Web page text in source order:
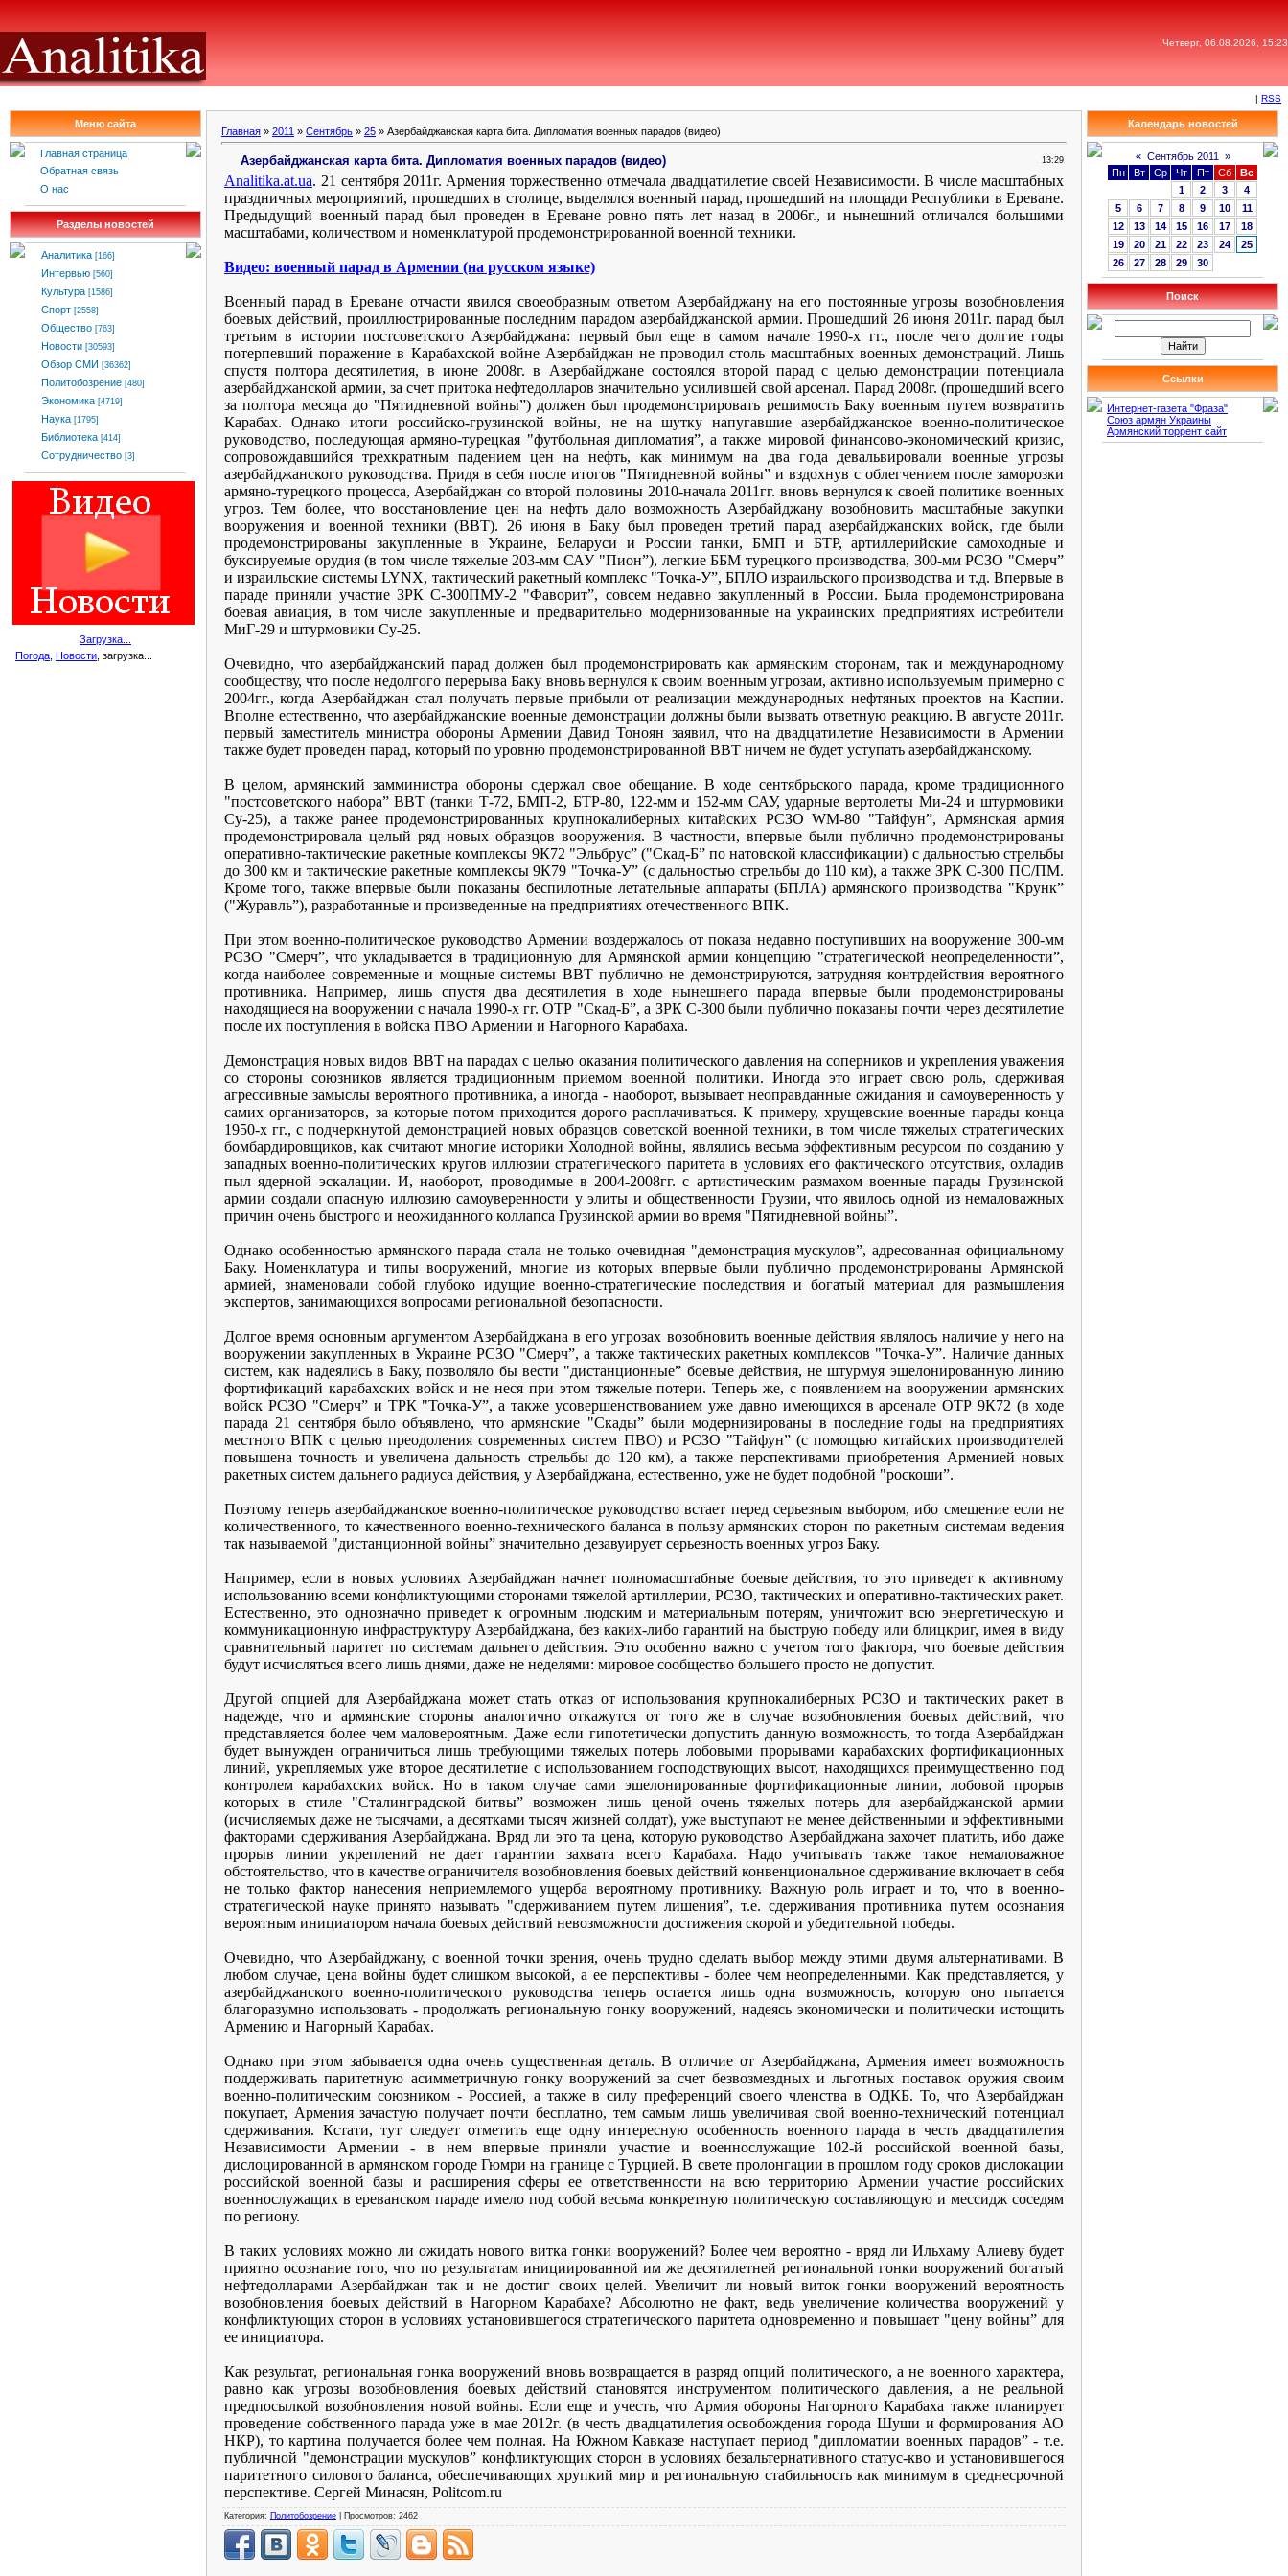
Четверг, 06.08.2026, 15:23
| RSS
Меню сайта
Главная страница
Обратная связь
О нас
Разделы новостей
Аналитика [166]
Интервью [560]
Культура [1586]
Спорт [2558]
Общество [763]
Новости [30593]
Обзор СМИ [36362]
Политобозрение [480]
Экономика [4719]
Наука [1795]
Библиотека [414]
Сотрудничество [3]
Загрузка...
Погода Новости , загрузка...
Главная » 2011 » Сентябрь » 25 » Азербайджанская карта бита. Дипломатия военных парадов (видео)
Азербайджанская карта бита. Дипломатия военных парадов (видео) 13:29
Analitika.at.ua. 21 сентября 2011г. Армения торжественно отмечала двадцатилетие своей Независимости. В числе масштабных
праздничных мероприятий, прошедших в столице, выделялся военный парад, прошедший на площади Республики в Ереване.
Предыдущий военный парад был проведен в Ереване ровно пять лет назад в 2006г., и нынешний отличался большими
масштабами, количеством и номенклатурой продемонстрированной военной техники.
Видео: военный парад в Армении (на русском языке)
Военный парад в Ереване отчасти явился своеобразным ответом Азербайджану на его постоянные угрозы возобновления
боевых действий, проиллюстрированные последним парадом азербайджанской армии. Прошедший 26 июня 2011г. парад был
третьим в истории постсоветского Азербайджана: первый был еще в самом начале 1990-х гг., после чего долгие годы
потерпевший поражение в Карабахской войне Азербайджан не проводил столь масштабных военных демонстраций. Лишь
спустя полтора десятилетия, в июне 2008г. в Азербайджане состоялся второй парад с целью демонстрации потенциала
азербайджанской армии, за счет притока нефтедолларов значительно усилившей свой арсенал. Парад 2008г. (прошедший всего
за полтора месяца до "Пятидневной войны”) должен был продемонстрировать решимость Баку военным путем возвратить
Карабах. Однако итоги российско-грузинской войны, не на шутку напугавшие азербайджанское военно-политическое
руководство, последующая армяно-турецкая "футбольная дипломатия”, а также мировой финансово-экономический кризис,
сопровождавшийся трехкратным падением цен на нефть, как минимум на два года девальвировали военные угрозы
азербайджанского руководства. Придя в себя после итогов "Пятидневной войны” и вздохнув с облегчением после заморозки
армяно-турецкого процесса, Азербайджан со второй половины 2010-начала 2011гг. вновь вернулся к своей политике военных
угроз. Тем более, что восстановление цен на нефть дало возможность Азербайджану возобновить масштабные закупки
вооружения и военной техники (ВВТ). 26 июня в Баку был проведен третий парад азербайджанских войск, где были
продемонстрированы закупленные в Украине, Беларуси и России танки, БМП и БТР, артиллерийские самоходные и
буксируемые орудия (в том числе тяжелые 203-мм САУ "Пион”), легкие ББМ турецкого производства, 300-мм РСЗО "Смерч”
и израильские системы LYNX, тактический ракетный комплекс "Точка-У”, БПЛО израильского производства и т.д. Впервые в
параде приняли участие ЗРК С-300ПМУ-2 "Фаворит”, совсем недавно закупленный в России. Была продемонстрирована
боевая авиация, в том числе закупленные и предварительно модернизованные на украинских предприятиях истребители
МиГ-29 и штурмовики Су-25.
Очевидно, что азербайджанский парад должен был продемонстрировать как армянским сторонам, так и международному
сообществу, что после недолгого перерыва Баку вновь вернулся к своим военным угрозам, активно используемым примерно с
2004гг., когда Азербайджан стал получать первые прибыли от реализации международных нефтяных проектов на Каспии.
Вполне естественно, что азербайджанские военные демонстрации должны были вызвать ответную реакцию. В августе 2011г.
первый заместитель министра обороны Армении Давид Тоноян заявил, что на двадцатилетие Независимости в Армении
также будет проведен парад, который по уровню продемонстрированной ВВТ ничем не будет уступать азербайджанскому.
В целом, армянский замминистра обороны сдержал свое обещание. В ходе сентябрьского парада, кроме традиционного
"постсоветского набора” ВВТ (танки Т-72, БМП-2, БТР-80, 122-мм и 152-мм САУ, ударные вертолеты Ми-24 и штурмовики
Су-25), а также ранее продемонстрированных крупнокалиберных китайских РСЗО WM-80 "Тайфун”, Армянская армия
продемонстрировала целый ряд новых образцов вооружения. В частности, впервые были публично продемонстрированы
оперативно-тактические ракетные комплексы 9К72 "Эльбрус” ("Скад-Б” по натовской классификации) с дальностью стрельбы
до 300 км и тактические ракетные комплексы 9К79 "Точка-У” (с дальностью стрельбы до 110 км), а также ЗРК С-300 ПС/ПМ.
Кроме того, также впервые были показаны беспилотные летательные аппараты (БПЛА) армянского производства "Крунк”
("Журавль”), разработанные и произведенные на предприятиях отечественного ВПК.
При этом военно-политическое руководство Армении воздержалось от показа недавно поступивших на вооружение 300-мм
РСЗО "Смерч”, что укладывается в традиционную для Армянской армии концепцию "стратегической неопределенности”,
когда наиболее современные и мощные системы ВВТ публично не демонстрируются, затрудняя контрдействия вероятного
противника. Например, лишь спустя два десятилетия в ходе нынешнего парада впервые были продемонстрированы
находящиеся на вооружении с начала 1990-х гг. ОТР "Скад-Б”, а ЗРК С-300 были публично показаны почти через десятилетие
после их поступления в войска ПВО Армении и Нагорного Карабаха.
Демонстрация новых видов ВВТ на парадах с целью оказания политического давления на соперников и укрепления уважения
со стороны союзников является традиционным приемом военной политики. Иногда это играет свою роль, сдерживая
агрессивные замыслы вероятного противника, а иногда - наоборот, вызывает неоправданные ожидания и самоуверенность у
самих организаторов, за которые потом приходится дорого расплачиваться. К примеру, хрущевские военные парады конца
1950-х гг., с подчеркнутой демонстрацией новых образцов советской военной техники, в том числе тяжелых стратегических
бомбардировщиков, как считают многие историки Холодной войны, являлись весьма эффективным ресурсом по созданию у
западных военно-политических кругов иллюзии стратегического паритета в условиях его фактического отсутствия, охладив
пыл ядерной эскалации. И, наоборот, проводимые в 2004-2008гг. с артистическим размахом военные парады Грузинской
армии создали опасную иллюзию самоуверенности у элиты и общественности Грузии, что явилось одной из немаловажных
причин очень быстрого и неожиданного коллапса Грузинской армии во время "Пятидневной войны”.
Однако особенностью армянского парада стала не только очевидная "демонстрация мускулов”, адресованная официальному
Баку. Номенклатура и типы вооружений, многие из которых впервые были публично продемонстрированы Армянской
армией, знаменовали собой глубоко идущие военно-стратегические последствия и богатый материал для размышления
экспертов, занимающихся вопросами региональной безопасности.
Долгое время основным аргументом Азербайджана в его угрозах возобновить военные действия являлось наличие у него на
вооружении закупленных в Украине РСЗО "Смерч”, а также тактических ракетных комплексов "Точка-У”. Наличие данных
систем, как надеялись в Баку, позволяло бы вести "дистанционные” боевые действия, не штурмуя эшелонированную линию
фортификаций карабахских войск и не неся при этом тяжелые потери. Теперь же, с появлением на вооружении армянских
войск РСЗО "Смерч” и ТРК "Точка-У”, а также усовершенствованием уже давно имеющихся в арсенале ОТР 9К72 (в ходе
парада 21 сентября было объявлено, что армянские "Скады” были модернизированы в последние годы на предприятиях
местного ВПК с целью преодоления современных систем ПВО) и РСЗО "Тайфун” (с помощью китайских производителей
повышена точность и увеличена дальность стрельбы до 120 км), а также перспективами приобретения Арменией новых
ракетных систем дальнего радиуса действия, у Азербайджана, естественно, уже не будет подобной "роскоши”.
Поэтому теперь азербайджанское военно-политическое руководство встает перед серьезным выбором, ибо смещение если не
количественного, то качественного военно-технического баланса в пользу армянских сторон по ракетным системам ведения
так называемой "дистанционной войны” значительно дезавуирует серьезность военных угроз Баку.
Например, если в новых условиях Азербайджан начнет полномасштабные боевые действия, то это приведет к активному
использованию всеми конфликтующими сторонами тяжелой артиллерии, РСЗО, тактических и оперативно-тактических ракет.
Естественно, это однозначно приведет к огромным людским и материальным потерям, уничтожит всю энергетическую и
коммуникационную инфраструктуру Азербайджана, без каких-либо гарантий на быструю победу или блицкриг, имея в виду
сравнительный паритет по системам дальнего действия. Это особенно важно с учетом того фактора, что боевые действия
будут исчисляться всего лишь днями, даже не неделями: мировое сообщество большего просто не допустит.
Другой опцией для Азербайджана может стать отказ от использования крупнокалиберных РСЗО и тактических ракет в
надежде, что и армянские стороны аналогично откажутся от того же в случае возобновления боевых действий, что
представляется более чем маловероятным. Даже если гипотетически допустить данную возможность, то тогда Азербайджан
будет вынужден ограничиться лишь требующими тяжелых потерь лобовыми прорывами карабахских фортификационных
линий, укрепляемых уже второе десятилетие с использованием господствующих высот, находящихся преимущественно под
контролем карабахских войск. Но в таком случае сами эшелонированные фортификационные линии, лобовой прорыв
которых в стиле "Сталинградской битвы” возможен лишь ценой очень тяжелых потерь для азербайджанской армии
(исчисляемых даже не тысячами, а десятками тысяч жизней солдат), уже выступают не менее действенными и эффективными
факторами сдерживания Азербайджана. Вряд ли это та цена, которую руководство Азербайджана захочет платить, ибо даже
прорыв линии укреплений не дает гарантии захвата всего Карабаха. Надо учитывать также такое немаловажное
обстоятельство, что в качестве ограничителя возобновления боевых действий конвенциональное сдерживание включает в себя
не только фактор нанесения неприемлемого ущерба вероятному противнику. Важную роль играет и то, что в военно-
стратегической науке принято называть "сдерживанием путем лишения”, т.е. сдерживания противника путем осознания
вероятным инициатором начала боевых действий невозможности достижения скорой и убедительной победы.
Очевидно, что Азербайджану, с военной точки зрения, очень трудно сделать выбор между этими двумя альтернативами. В
любом случае, цена войны будет слишком высокой, а ее перспективы - более чем неопределенными. Как представляется, у
азербайджанского военно-политического руководства теперь остается лишь одна возможность, которую оно пытается
благоразумно использовать - продолжать региональную гонку вооружений, надеясь экономически и политически истощить
Армению и Нагорный Карабах.
Однако при этом забывается одна очень существенная деталь. В отличие от Азербайджана, Армения имеет возможность
поддерживать паритетную асимметричную гонку вооружений за счет безвозмездных и льготных поставок оружия своим
военно-политическим союзником - Россией, а также в силу преференций своего членства в ОДКБ. То, что Азербайджан
покупает, Армения зачастую получает почти бесплатно, тем самым лишь увеличивая свой военно-технический потенциал
сдерживания. Кстати, тут следует отметить еще одну интересную особенность военного парада в честь двадцатилетия
Независимости Армении - в нем впервые приняли участие и военнослужащие 102-й российской военной базы,
дислоцированной в армянском городе Гюмри на границе с Турцией. В свете пролонгации в прошлом году сроков дислокации
российской военной базы и расширения сферы ее ответственности на всю территорию Армении участие российских
военнослужащих в ереванском параде имело под собой весьма конкретную политическую составляющую и мессидж соседям
по региону.
В таких условиях можно ли ожидать нового витка гонки вооружений? Более чем вероятно - вряд ли Ильхаму Алиеву будет
приятно осознание того, что по результатам инициированной им же десятилетней региональной гонки вооружений богатый
нефтедолларами Азербайджан так и не достиг своих целей. Увеличит ли новый виток гонки вооружений вероятность
возобновления боевых действий в Нагорном Карабахе? Абсолютно не факт, ведь увеличение количества вооружений у
конфликтующих сторон в условиях установившегося стратегического паритета одновременно и повышает "цену войны” для
ее инициатора.
Как результат, региональная гонка вооружений вновь возвращается в разряд опций политического, а не военного характера,
равно как угрозы возобновления боевых действий становятся инструментом политического давления, а не реальной
предпосылкой возобновления новой войны. Если еще и учесть, что Армия обороны Нагорного Карабаха также планирует
проведение собственного парада уже в мае 2012г. (в честь двадцатилетия освобождения города Шуши и формирования АО
НКР), то картина получается более чем полная. На Южном Кавказе наступает период "дипломатии военных парадов” - т.е.
публичной "демонстрации мускулов” конфликтующих сторон в условиях безальтернативного статус-кво и установившегося
паритетного силового баланса, обеспечивающих хрупкий мир и региональную стабильность как минимум в среднесрочной
перспективе. Сергей Минасян, Politcom.ru
Категория: Политобозрение | Просмотров: 2462
Календарь новостей
« Сентябрь 2011
»
Пн
Вт Ср Чт Пт Сб
Вс
1
2 3
4
5
6 7 8 9 10
11
12
13 14 15 16 17
18
19
20 21 22 23 24
25
26
27 28 29 30
Поиск
Ссылки
Интернет-газета "Фраза"
Союз армян Украины
Армянский торрент сайт